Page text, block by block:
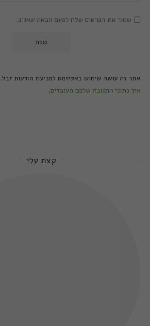
שמור את הפרטים שלח לפעם הבאה שאגיב.
אתר זה עושה שימוש באקיזמט למניעת הודעות זבל.
איך נתוני התגובה שלכם מעובדים.
קצת עלי